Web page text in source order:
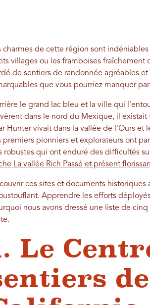
charmes de cette région sont
villages ou les framboises
de sentiers de randonnée agréables
que vous pourriez manquer
le grand lac bleu et la ville qui
dans le nord du Mexique, il
Hunter vivait dans la vallée de l'Ours et
premiers pionniers et explorateurs ont
robustes qui ont enduré des difficultés
La vallée Rich Passé et présent
ces sites et documents
Apprendre les efforts
nous avons dressé une liste de
Le